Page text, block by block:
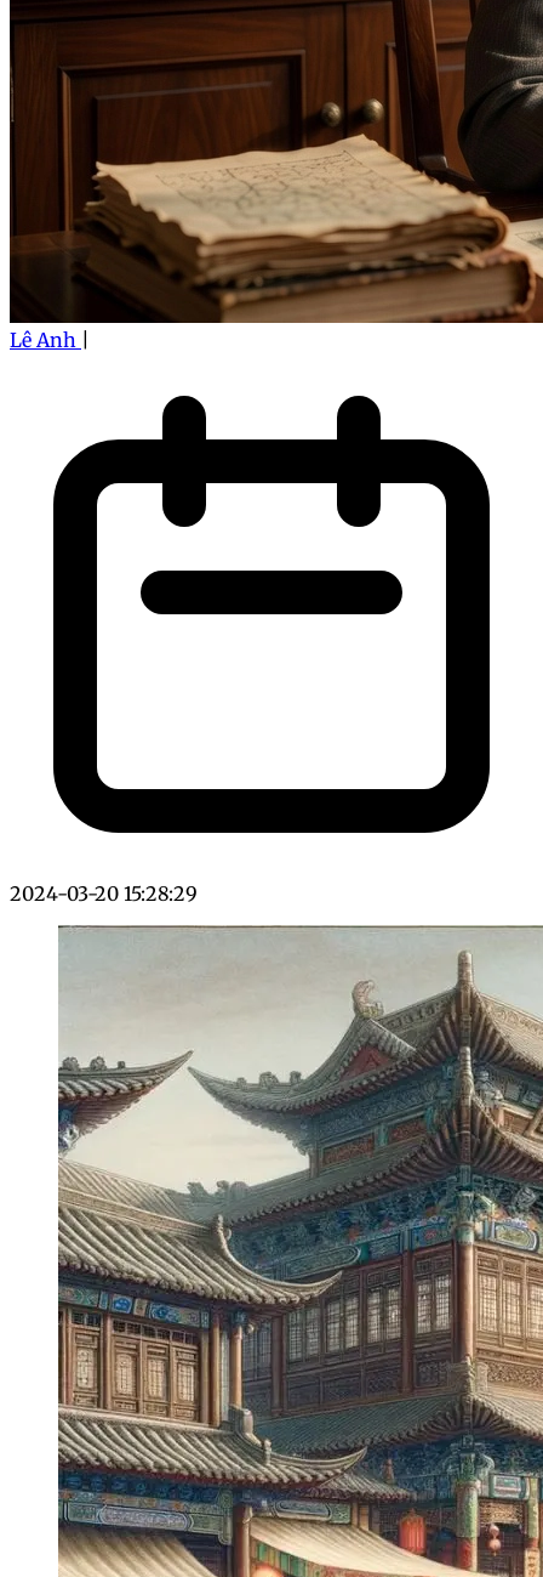
Lê Anh
2024-03-20 15:28:29